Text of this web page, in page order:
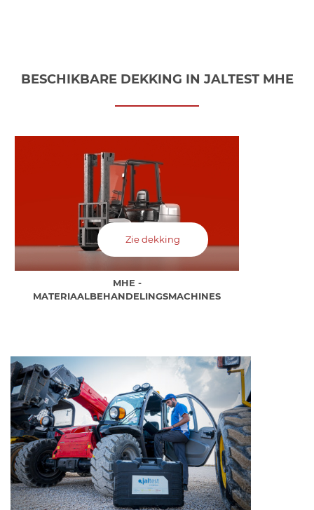
BESCHIKBARE DEKKING IN JALTEST MHE
Zie dekking
MHE -
MATERIAALBEHANDELINGSMACHINES